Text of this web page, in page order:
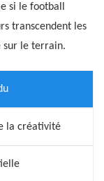
si le football
transcendent les
sur le terrain.
la créativité